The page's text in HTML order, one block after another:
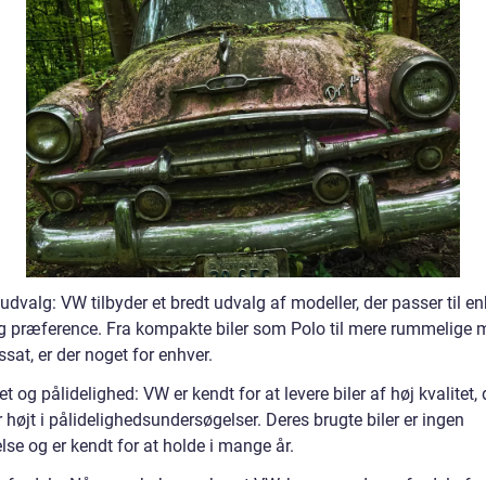
VW tilbyder et bredt udvalg af modeller, der passer til
præference. Fra kompakte biler som Polo til mere rummelige
er der noget for enhver.
og pålidelighed: VW er kendt for at levere biler af høj kvalitet,
højt i pålidelighedsundersøgelser. Deres brugte biler er ingen
og er kendt for at holde i mange år.